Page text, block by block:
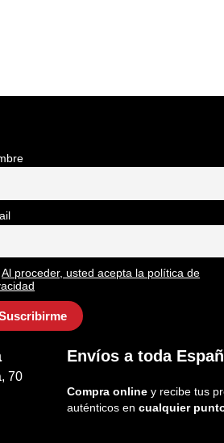
Al proceder, usted acepta la política de
70
Envíos a toda
Compra online y recibe tus
auténticos en cualquier